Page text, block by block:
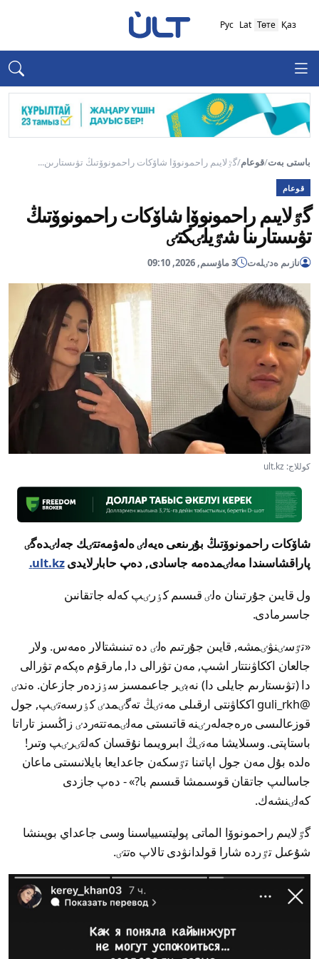
Қаз
Төте
Lat
Рус
باستى بەت/قوعام/گٷلايىم راحمونوۆا شاۆكات راحمونوۆتىڭ تۋىستارىن...
قوعام
گٷلايىم راحمونوۆا شاۆكات راحمونوۆتىڭ
تۋىستارىنا شٷيلٸكتٸ
نازىم ەدٸلەت 3 ماۋسىم, 2026, 09:10
كوللاج: ult.kz
شاۆكات راحمونوۆتىڭ بۇرىنعى ەيەلٸ ەلەۋمەتتٸك جەلٸدەگٸ
پاراقشاسىندا مەلٸمدەمە جاسادى, دەپ حابارلايدىult.kz.
ول قايىن جۇرتىنان ەلٸ قىسىم كٶرٸپ كەلە جاتقانىن
جاسىرمادى.
«تٷسٸنۋٸمشە, قايىن جۇرتىم ەلٸ دە تىنىشتالار ەمەس. ولار
جالعان اككاۋنتتار اشىپ, مەن تۋرالى دا, مارقۇم ەپكەم تۋرالى
دا (تۋىستارىم جايلى دا) نەبٸر جاعىمسىز سٶزدەر جازعان. ەندٸ
@guli_rkh اككاۋنتى ارقىلى مەنٸڭ تەگٸمدٸ كٶرسەتٸپ, جول
قوزعالىسى ەرەجەلەرٸنە قاتىستى مەلٸمەتتەردٸ زاڭسىز تاراتا
باستاپتى. وسىلايشا مەنٸڭ ابىرويىما نۇقسان كەلتٸرٸپ وتىر!
ەلدە بۇل مەن جول اپاتىنا تٷسكەن جاعدايعا بايلانىستى ماعان
جاسالىپ جاتقان قوسىمشا قىسىم با?» - دەپ جازدى
كەلٸنشەك.
گٷلايىم راحمونوۆا الماتى پوليتسيياسىنا وسى جاعداي بويىنشا
شۇعىل تٷردە شارا قولدانۋدى تالاپ ەتتٸ.